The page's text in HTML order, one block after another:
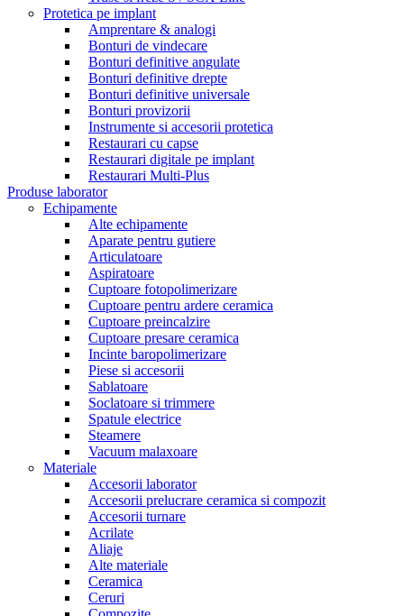
Protetica pe implant
Amprentare & analogi
Bonturi de vindecare
Bonturi definitive angulate
Bonturi definitive drepte
Bonturi definitive universale
Bonturi provizorii
Instrumente si accesorii protetica
Restaurari cu capse
Restaurari digitale pe implant
Restaurari Multi-Plus
Produse laborator
Echipamente
Alte echipamente
Aparate pentru gutiere
Articulatoare
Aspiratoare
Cuptoare fotopolimerizare
Cuptoare pentru ardere ceramica
Cuptoare preincalzire
Cuptoare presare ceramica
Incinte baropolimerizare
Piese si accesorii
Sablatoare
Soclatoare si trimmere
Spatule electrice
Steamere
Vacuum malaxoare
Materiale
Accesorii laborator
Accesorii prelucrare ceramica si compozit
Accesorii turnare
Acrilate
Aliaje
Alte materiale
Ceramica
Ceruri